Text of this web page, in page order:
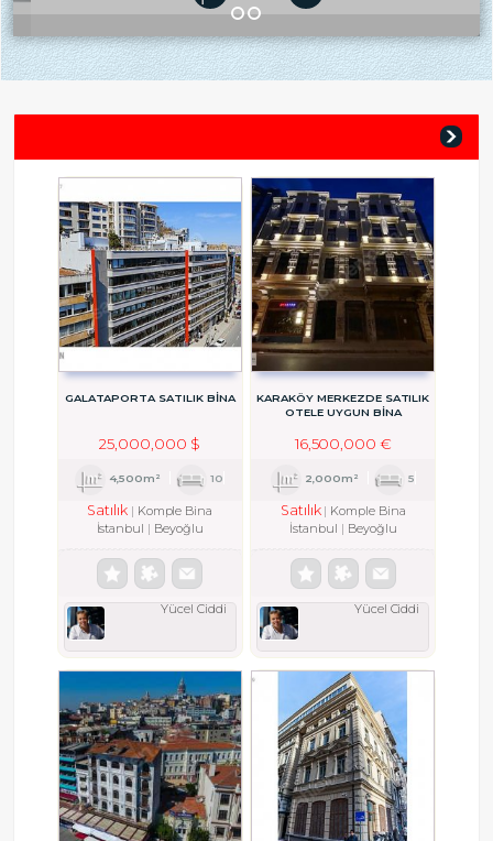
GALATAPORTA SATILIK BINA
25,000,000 $
4,500m² 10
Satılık
Komple Bina
İstanbul
Beyoğlu
Yücel Ciddi
KARAKÖY MERKEZDE SATILIK
OTELE UYGUN BİNA
16,500,000 €
2,000m² 5
Satılık
Komple Bina
İstanbul
Beyoğlu
Yücel Ciddi